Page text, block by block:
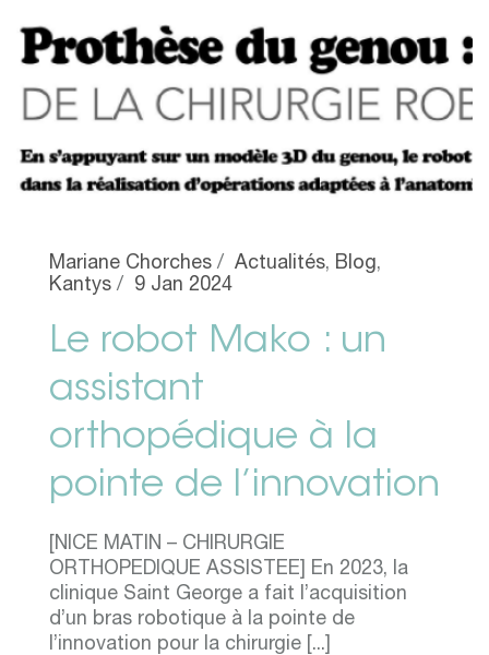
Mariane Chorches Actualités, Blog ,
Kantys
9 Jan 2024
Le robot Mako : un
assistant
orthopédique à la
pointe de l’innovation
[NICE MATIN – CHIRURGIE
ORTHOPEDIQUE ASSISTEE] En 2023, la
clinique Saint George a fait l’acquisition
d’un bras robotique à la pointe de
l’innovation pour la chirurgie [...]